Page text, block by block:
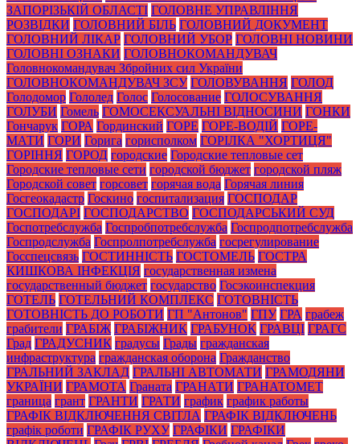
ЗАПОРІЗЬКІЙ ОБЛАСТІ ГОЛОВНЕ УПРАВЛІННЯ
РОЗВІДКИ ГОЛОВНИЙ БІЛЬ ГОЛОВНИЙ ДОКУМЕНТ
ГОЛОВНИЙ ЛІКАР ГОЛОВНИЙ УБОР ГОЛОВНІ НОВИНИ
ГОЛОВНІ ОЗНАКИ ГОЛОВНОКОМАНДУВАЧ
Головнокомандувач Збройних сил України
ГОЛОВНОКОМАНДУВАЧ ЗСУ ГОЛОВУВАННЯ ГОЛОД
Голодомор Гололед Голос Голосование ГОЛОСУВАННЯ
ГОЛУБИ Гомель ГОМОСЕКСУАЛЬНІ ВІДНОСИНИ ГОНКИ
Гончарук ГОРА Гординский ГОРЕ ГОРЕ-ВОДІЙ ГОРЕ-
МАТИ ГОРИ Горига горисполком ГОРІЛКА "ХОРТИЦЯ"
ГОРІННЯ ГОРОД городские Городские тепловые сет
Городские тепловые сети городской бюджет городской пляж
Городской совет горсовет горячая вода Горячая линия
Госгеокадастр Госкино госпитализация ГОСПОДАР
ГОСПОДАРІ ГОСПОДАРСТВО ГОСПОДАРСЬКИЙ СУД
Госпотребслужба Госпробпотребслужба Госпродпотребслужба
Госпродслужба Госпролпотребслужба госрегулирование
Госспецсвязь ГОСТИННІСТЬ ГОСТОМЕЛЬ ГОСТРА
КИШКОВА ІНФЕКЦІЯ государственная измена
государственный бюджет государство Госэкоинспекция
ГОТЕЛЬ ГОТЕЛЬНИЙ КОМПЛЕКС ГОТОВНІСТЬ
ГОТОВНІСТЬ ДО РОБОТИ ГП "Антонов" ГПУ ГРА грабеж
грабители ГРАБІЖ ГРАБІЖНИК ГРАБУНОК ГРАВЦІ ГРАГС
Град ГРАДУСНИК градусы Грады гражданская
инфраструктура гражданская оборона Гражданство
ГРАЛЬНИЙ ЗАКЛАД ГРАЛЬНІ АВТОМАТИ ГРАМОДЯНИ
УКРАЇНИ ГРАМОТА Граната ГРАНАТИ ГРАНАТОМЕТ
граница грант ГРАНТИ ГРАТИ график график работы
ГРАФІК ВІДКЛЮЧЕННЯ СВІТЛА ГРАФІК ВІДКЛЮЧЕНЬ
графік роботи ГРАФІК РУХУ ГРАФІКИ ГРАФІКИ